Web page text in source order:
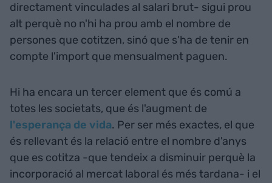
directament vinculades al salari brut- sigui prou
alt perquè no n'hi ha prou amb el nombre de
persones que cotitzen, sinó que s'ha de tenir en
compte l'import que mensualment paguen.
Hi ha encara un tercer element que és comú a
totes les societats, que és l'augment de
l'esperança de vida. Per ser més exactes, el que
és rellevant és la relació entre el nombre d'anys
que es cotitza -que tendeix a disminuir perquè la
incorporació al mercat laboral és més tardana- i el